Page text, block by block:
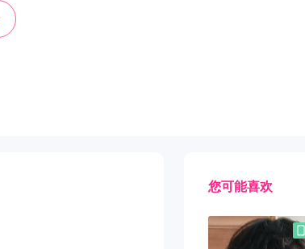
您可能喜欢